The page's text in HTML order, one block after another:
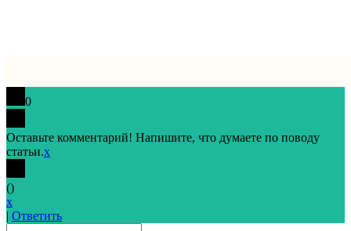
0
Оставьте комментарий! Напишите, что думаете по поводу
статьи.x
()
x
| Ответить